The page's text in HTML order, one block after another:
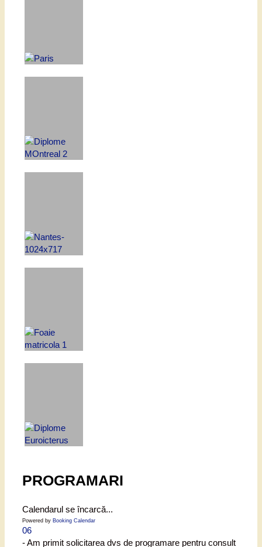
PROGRAMARI
Calendarul se încarcă...
Powered by Booking Calendar
06
- Am primit solicitarea dvs de programare pentru consult